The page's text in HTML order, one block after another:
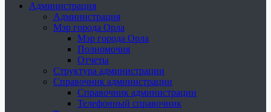
Администрация
Администрация
Мэр города Орла
Мэр города Орла
Полномочия
Отчеты
Структура администрации
Справочник администрации
Справочник администрации
Телефонный справочник